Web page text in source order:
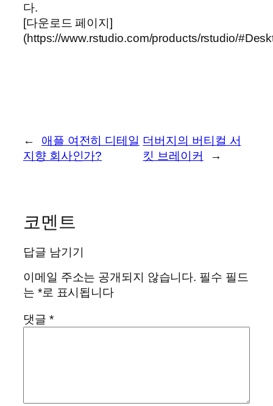
다.
[다운로드 페이지]
(https://www.rstudio.com/products/rstudio/
←
애플 여전히 디테일
지향 회사인가?
더버지의 버티컬 서
킷 브레이커
→
코멘트
답글 남기기
이메일 주소는 공개되지 않습니다. 필수 필드
는 *로 표시됩니다
댓글 *